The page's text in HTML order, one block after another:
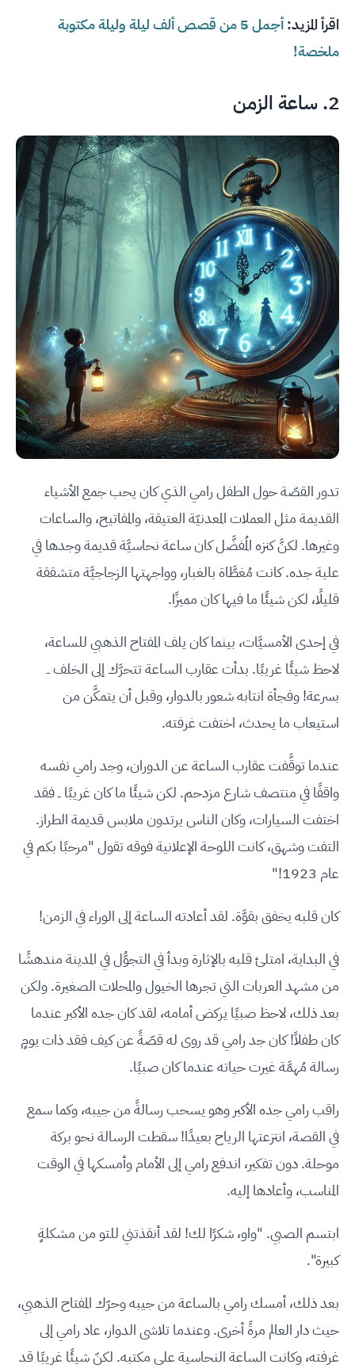
اقرأ المزيد:
أجمل 5 من قصص ألف ليلة وليلة مكتوبة
ملخصة!
2. ساعة الزمن
تدور القصّة حول الطفل رامي الذي كان يحب جمع الأشياء
القديمة مثل العملات المعدنيّة العتيقة، والمفاتيح، والساعات
وغيرها. لكنَّ كنزه المُفضَّل كان ساعة نحاسيَّة قديمة وجدها في
علية جده. كانت مُغطَّاة بالغبار، وواجهتها الزجاجيَّة متشققة
قليلًا، لكن شيئًا ما فيها كان مميزًا.
في إحدى الأمسيَّات، بينما كان يلف المفتاح الذهبي للساعة،
لاحظ شيئًا غريبًا. بدأت عقارب الساعة تتحرَّك إلى الخلف ــ
بسرعة! وفجأة انتابه شعور بالدوار، وقبل أن يتمكَّن من
استيعاب ما يحدث، اختفت غرفته.
عندما توقَّفت عقارب الساعة عن الدوران، وجد رامي نفسه
واقفًا في منتصف شارع مزدحم. لكن شيئًا ما كان غريبًا ــ فقد
اختفت السيارات، وكان الناس يرتدون ملابس قديمة الطراز.
التفت وشهق، كانت اللوحة الإعلانية فوقه تقول "مرحبًا بكم في
عام 1923!"
كان قلبه يخفق بقوَّة. لقد أعادته الساعة إلى الوراء في الزمن!
في البداية، امتلئ قلبه بالإثارة وبدأ في التجوُّل في المدينة مندهشًا
من مشهد العربات التي تجرها الخيول والمحلات الصغيرة. ولكن
بعد ذلك، لاحظ صبيًا يركض أمامه، لقد كان جده الأكبر عندما
كان طفلاً! كان جد رامي قد روى له قصّةً عن كيف فقد ذات يومٍ
رسالة مُهمَّة غيرت حياته عندما كان صبيًا.
راقب رامي جده الأكبر وهو يسحب رسالةً من جيبه، وكما سمع
في القصة، انتزعتها الرياح بعيدًا! سقطت الرسالة نحو بركة
موحلة. دون تفكير، اندفع رامي إلى الأمام وأمسكها في الوقت
المناسب، وأعادها إليه.
ابتسم الصبي. "واو، شكرًا لك! لقد أنقذتني للتو من مشكلةٍ
كبيرة".
بعد ذلك، أمسك رامي بالساعة من جيبه وحرّك المفتاح الذهبي،
حيث دار العالم مرةً أخرى. وعندما تلاشى الدوار، عاد رامي إلى
غرفته، وكانت الساعة النحاسية على مكتبه. لكنّ شيئًا غريبًا قد